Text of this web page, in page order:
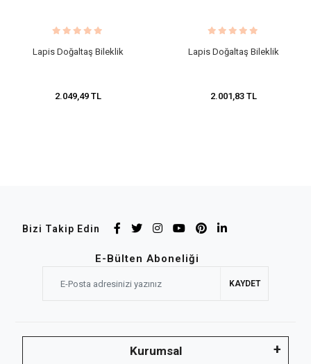
​Lapis Doğaltaş Bileklik
2.049,49 TL
Lapis ​Doğaltaş Bileklik
2.001,83 TL
Bizi Takip Edin
E-Bülten Aboneliği
KAYDET
Kurumsal